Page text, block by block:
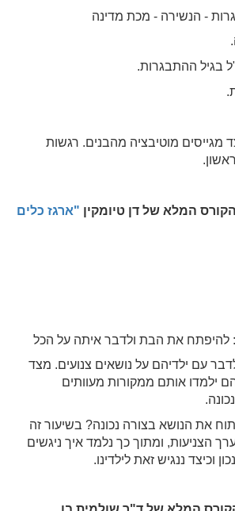
- הנשירה - מכת מדינה
בגיל ההתבגרות.
מגייסים מוטיבציה מהבנים. רגשות
המלא של דן טיומקין "ארגז כלים
להיפתח את הבת ולדבר איתה על הכל
עם ילדיהם על נושאים צנועים. מצד
ילמדו אותם ממקורות מעוותים
את הנושא בצורה נכונה? בשיעור זה
הצניעות, ומתוך כך נלמד איך ניגשים
וכיצד ננגיש זאת לילדינו.